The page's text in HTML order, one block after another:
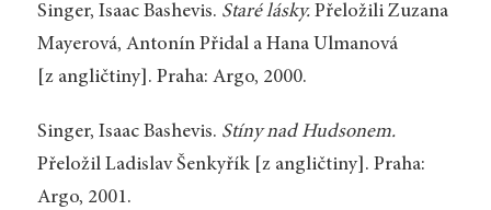
Singer, Isaac Bashevis. Staré lásky.Přeložili Zuzana
Mayerová, Antonín Přidal a Hana Ulmanová
[z angličtiny]. Praha: Argo, 2000.
Singer, Isaac Bashevis. Stíny nad Hudsonem.
Přeložil Ladislav Šenkyřík [z angličtiny]. Praha:
Argo, 2001.